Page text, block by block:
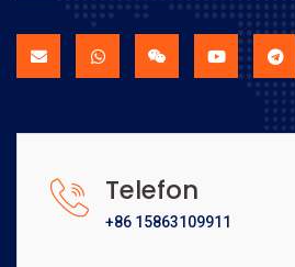
Telefon
+86 15863109911